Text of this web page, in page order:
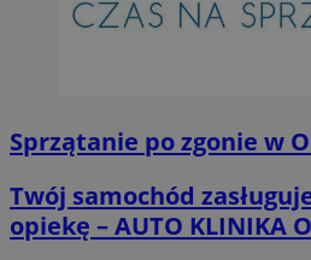
Sprzątanie po zgonie w
Twój samochód
opiekę – AUTO KLINIKA